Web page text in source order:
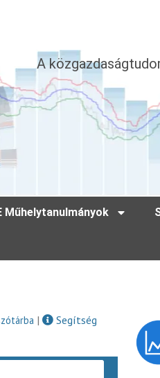
A
Műhelytanulmányok
|
Segítség